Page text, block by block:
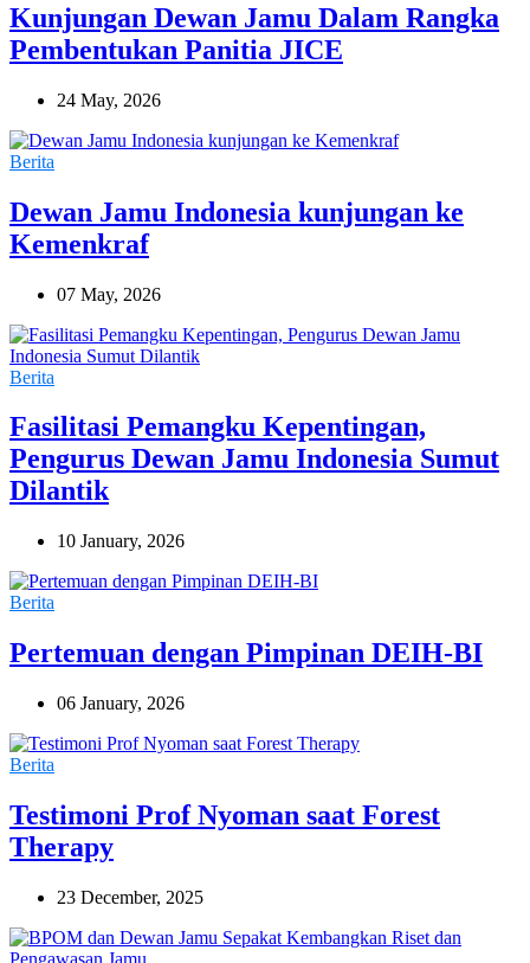
Kunjungan Dewan Jamu Dalam Rangka
Pembentukan Panitia JICE
24 May, 2026
Berita
Dewan Jamu Indonesia kunjungan ke
Kemenkraf
07 May, 2026
Berita
Fasilitasi Pemangku Kepentingan,
Pengurus Dewan Jamu Indonesia Sumut
Dilantik
10 January, 2026
Berita
Pertemuan dengan Pimpinan DEIH-BI
06 January, 2026
Berita
Testimoni Prof Nyoman saat Forest
Therapy
23 December, 2025